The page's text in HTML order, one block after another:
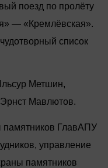
поезд по пролёту
— «Кремлёвская».
список
Метшин,
Мавлютов.
памятников ГлавАПУ
управление
памятников